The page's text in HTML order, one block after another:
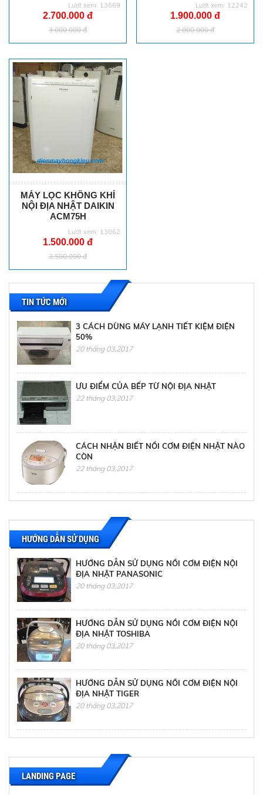
Lượt xem: 13669
2.700.000 đ
3.000.000 đ
Lượt xem: 12242
1.900.000 đ
2.800.000 đ
MÁY LỌC KHÔNG KHÍ
NỘI ĐỊA NHẬT DAIKIN
ACM75H
Lượt xem: 13062
1.500.000 đ
2.500.000 đ
TIN TỨC MỚI
3 CÁCH DÙNG MÁY LẠNH TIẾT KIỆM ĐIỆN
50%
20 tháng 03,2017
ƯU ĐIỂM CỦA BẾP TỪ NỘI ĐỊA NHẬT
22 tháng 03,2017
CÁCH NHẬN BIẾT NỒI CƠM ĐIỆN NHẬT NÀO
CÒN
22 tháng 03,2017
22 tháng 03,2017
HƯỚNG DẪN SỬ DỤNG
HƯỚNG DẪN SỬ DỤNG NỒI CƠM ĐIỆN NỘI
ĐỊA NHẬT PANASONIC
20 tháng 03,2017
HƯỚNG DẪN SỬ DỤNG NỒI CƠM ĐIỆN NỘI
ĐỊA NHẬT TOSHIBA
20 tháng 03,2017
HƯỚNG DẪN SỬ DỤNG NỒI CƠM ĐIỆN NỘI
ĐỊA NHẬT TIGER
20 tháng 03,2017
ĐỊA NHẬT HITACHI
20 tháng 03,2017
LANDING PAGE